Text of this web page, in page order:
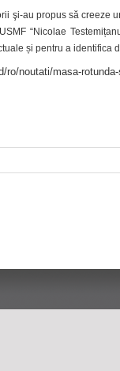
şi-au propus să creeze
“Nicolae
și pentru a
ro/noutati/masa-